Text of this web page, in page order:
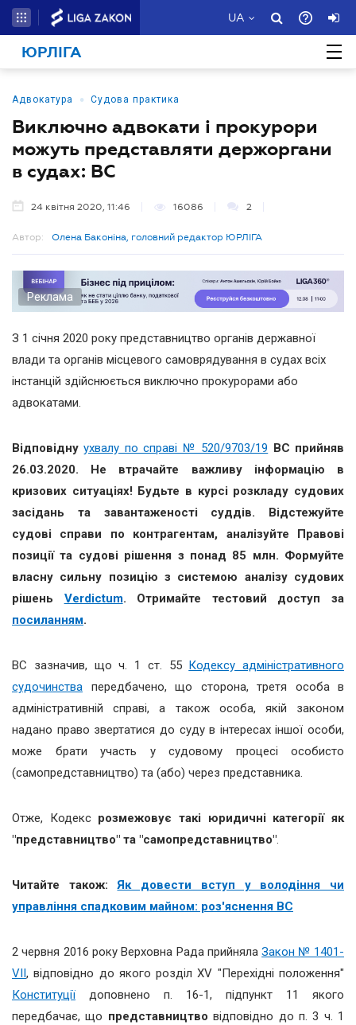
UA
ЮРЛІГА
Адвокатура • Судова практика
Виключно адвокати і прокурори
можуть представляти держоргани
в судах: ВС
24 квітня 2020, 11:46 16086 2
Автор: Олена Баконіна, головний редактор ЮРЛІГА
Реклама
З 1 січня 2020 року представництво органів державної
влади та органів місцевого самоврядування в судах всіх
інстанцій здійснюється виключно прокурорами або
адвокатами.
Відповіднуухвалу по справі № 520/9703/19 ВС прийняв
26.03.2020. Не втрачайте важливу інформацію в
кризових ситуаціях! Будьте в курсі розкладу судових
засідань та завантаженості суддів. Відстежуйте
судові справи по контрагентам, аналізуйте Правові
позиції та судові рішення з понад 85 млн. Формуйте
власну сильну позицію з системою аналізу судових
рішень Verdictum. Отримайте тестовий доступ за
посиланням.
ВС зазначив, що ч. 1 ст. 55 Кодексу адміністративного
судочинства передбачено, що сторона, третя особа в
адміністративній справі, а також особа, якій законом
надано право звертатися до суду в інтересах іншої особи,
може брати участь у судовому процесі особисто
(самопредставництво) та (або) через представника.
Отже, Кодекс розмежовує такі юридичні категорії як
"представництво" та "самопредставництво".
Читайте також:Як довести вступ у володіння чи
управління спадковим майном: роз'яснення ВС
2 червня 2016 року Верховна Рада прийнялаЗакон № 1401-
VII, відповідно до якого розділ XV "Перехідні положення"
Конституції доповнено п. 16-1, підпункт 11 якого
передбачає, що представництво відповідно до п. 3 ч. 1